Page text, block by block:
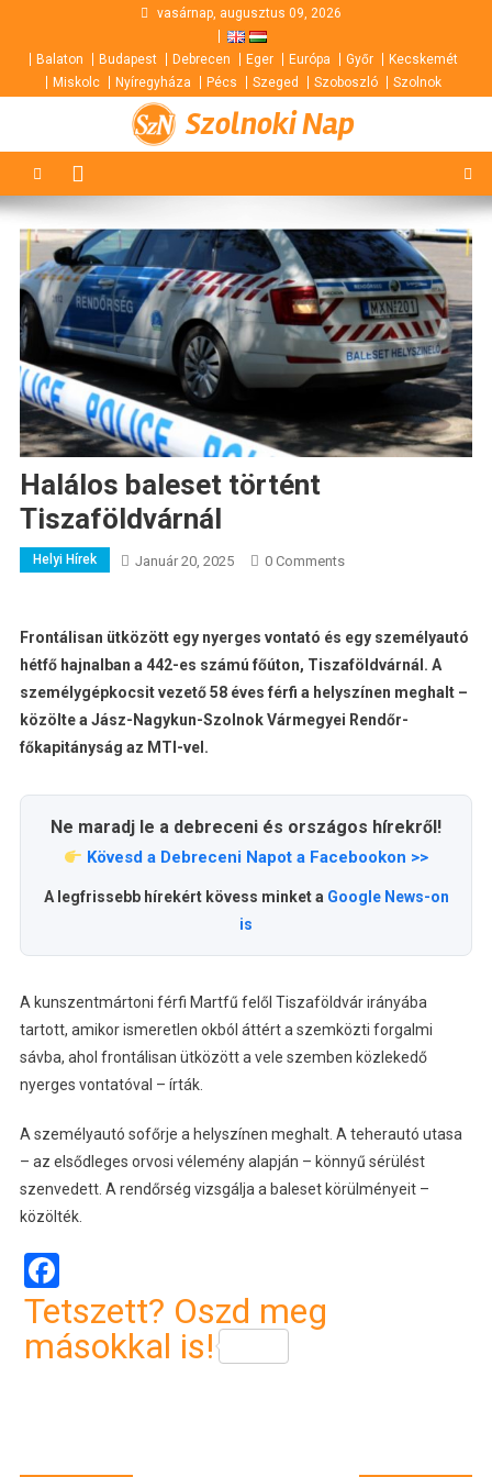
content
vasárnap, augusztus 09, 2026
Balaton Budapest Debrecen Eger Európa Győr
Kecskemét
Miskolc
Nyíregyháza Pécs Szeged Szoboszló Szolnok
Szolnoki Nap
Halálos baleset történt
Tiszaföldvárnál
Helyi Hírek Január 20, 2025 0 Comments
Frontálisan ütközött egy nyerges vontató és egy személyautó
hétfő hajnalban a 442-es számú főúton, Tiszaföldvárnál. A
személygépkocsit vezető 58 éves férfi a helyszínen meghalt –
közölte a Jász-Nagykun-Szolnok Vármegyei Rendőr-
főkapitányság az MTI-vel.
Ne maradj le a debreceni és országos hírekről!
Kövesd a Debreceni Napot a Facebookon >>
A legfrissebb hírekért kövess minket a Google News-on
is
A kunszentmártoni férfi Martfű felől Tiszaföldvár irányába
tartott, amikor ismeretlen okból áttért a szemközti forgalmi
sávba, ahol frontálisan ütközött a vele szemben közlekedő
nyerges vontatóval – írták.
A személyautó sofőrje a helyszínen meghalt. A teherautó utasa
– az elsődleges orvosi vélemény alapján – könnyű sérülést
szenvedett. A rendőrség vizsgálja a baleset körülményeit –
közölték.
Facebook
Tetszett? Oszd meg
másokkal is!